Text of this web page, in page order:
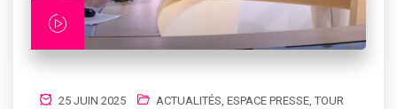
25 JUIN 2025 ACTUALITÉS, ESPACE PRESSE, TOUR